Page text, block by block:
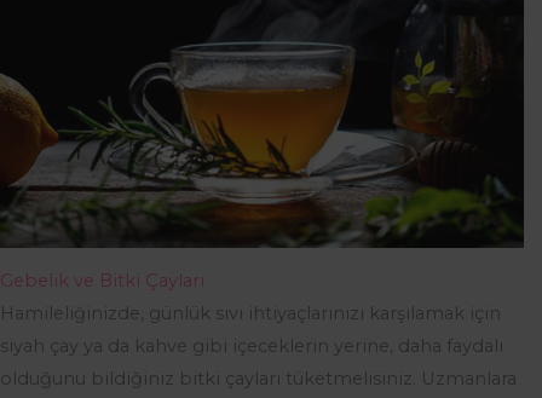
Gebelik ve Bitki Çayları
Hamileliğinizde, günlük sıvı ihtiyaçlarınızı karşılamak için
siyah çay ya da kahve gibi içeceklerin yerine, daha faydalı
olduğunu bildiğiniz bitki çayları tüketmelisiniz. Uzmanlara